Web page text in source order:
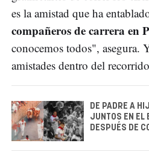
es la amistad que ha
compañeros de carrera en
conocemos todos", asegura.
amistades dentro del
DE PADRE A
JUNTOS EN EL
DESPUÉS DE